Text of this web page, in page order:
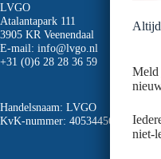
LVGO
Atalantapark 111
3905 KR Veenendaal
E-mail: info@lvgo.nl
+31 (0)6 28 28 36 59
Handelsnaam: LVGO
KvK-nummer: 40534456
Altijd
Meld
niet-